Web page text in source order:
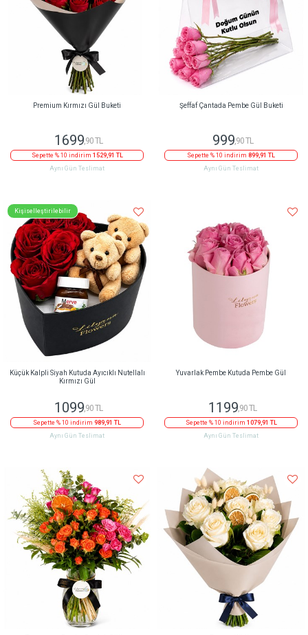
Premium Kırmızı Gül Buketi
1699,90 TL
Sepette % 10 indirim 1529,91 TL
Aynı Gün Teslimat
Şeffaf Çantada Pembe Gül Buketi
999,90 TL
Sepette % 10 indirim 899,91 TL
Aynı Gün Teslimat
Kişiselleştirilebilir
Küçük Kalpli Siyah Kutuda Ayıcıklı Nutellalı
Kırmızı Gül
1099 ,90 TL
Sepette % 10 indirim 989,91 TL
Aynı Gün Teslimat
Yuvarlak Pembe Kutuda Pembe Gül
1199 ,90 TL
Sepette % 10 indirim 1079,91 TL
Aynı Gün Teslimat